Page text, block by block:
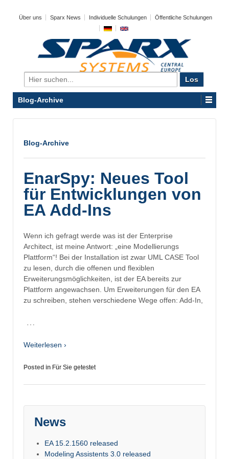
Über uns Sparx News Individuelle Schulungen Öffentliche Schulungen
Search
for:
Blog-Archive
Blog-Archive
EnarSpy: Neues Tool
für Entwicklungen von
EA Add-Ins
Wenn ich gefragt werde was ist der Enterprise
Architect, ist meine Antwort: „eine Modellierungs
Plattform“! Bei der Installation ist zwar UML CASE Tool
zu lesen, durch die offenen und flexiblen
Erweiterungsmöglichkeiten, ist der EA bereits zur
Plattform angewachsen. Um Erweiterungen für den EA
zu schreiben, stehen verschiedene Wege offen: Add-In,
…
Weiterlesen ›
Posted in Für Sie getestet
News
EA 15.2.1560 released
Modeling Assistents 3.0 released